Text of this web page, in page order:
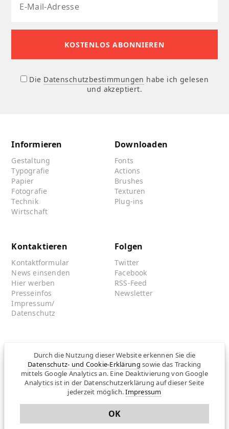
Durch die Nutzung dieser Website erkennen Sie die
Datenschutz- und Cookie-Erklärung sowie das Tracking
mittels Google Analytics an. Eine Deaktivierung von Google
Analytics ist in der Datenschutzerklärung auf dieser Seite
jederzeit möglich.Impressum
OK
Die Datenschutzbestimmungen habe ich gelesen
und akzeptiert.
Informieren
Gestaltung
Typografie
Papier
Fotografie
Technik
Wirtschaft
Downloaden
Fonts
Actions
Brushes
Texturen
Plug-ins
Kontaktieren
Kontaktformular
News einsenden
Hier werben
Presseinfos
Impressum/
Datenschutz
Folgen
Twitter
Facebook
RSS-Feed
Newsletter
Rullkötter AGD
Jazz for me